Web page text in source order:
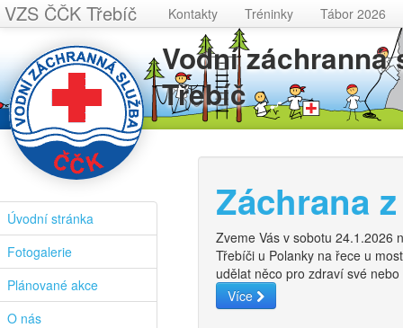
VZS ČČK Třebíč Kontakty Tréninky Tábor 2026
Vodní záchranná
Třebíč
Úvodní stránka
Fotogalerie
Plánované akce
O nás
Záchrana
Zveme Vás v sobotu 24.1.2026
Třebíči u Polanky na řece u
udělat něco pro zdraví své
Více